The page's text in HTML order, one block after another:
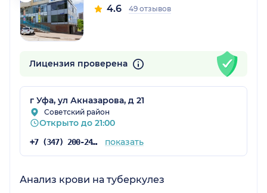
4.6 49 отзывов
Лицензия проверена
г Уфа, ул Акназарова, д 21
Советский район
Открыто до 21:00
+7 (347) 200-24-71 показать
Анализ крови на туберкулез